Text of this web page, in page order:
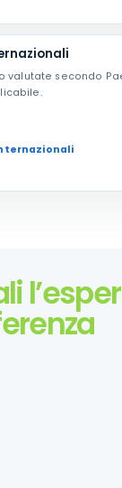
valutate secondo